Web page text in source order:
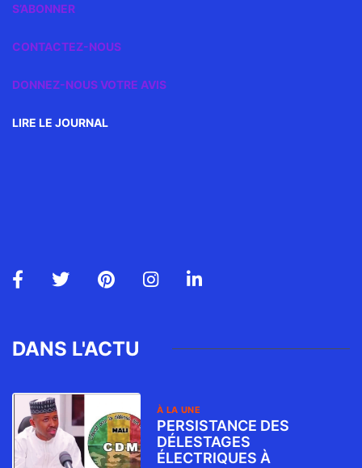
S’ABONNER
CONTACTEZ-NOUS
DONNEZ-NOUS VOTRE AVIS
LIRE LE JOURNAL
DANS L'ACTU
À LA UNE
PERSISTANCE DES
DÉLESTAGES
ÉLECTRIQUES À